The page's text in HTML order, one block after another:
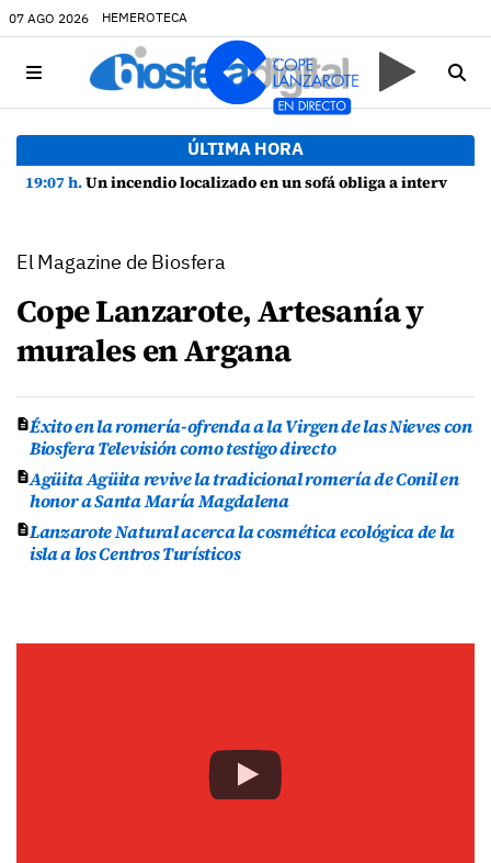
07 AGO 2026 HEMEROTECA
ÚLTIMA HORA
19:07 h.Un incendio localizado en un sofá obliga a intervenir en una vivienda de Playa Honda
El Magazine de Biosfera
Cope Lanzarote, Artesanía y
murales en Argana
Éxito en la romería-ofrenda a la Virgen de las Nieves con
Biosfera Televisión como testigo directo
Agüita Agüita revive la tradicional romería de Conil en
honor a Santa María Magdalena
Lanzarote Natural acerca la cosmética ecológica de la
isla a los Centros Turísticos